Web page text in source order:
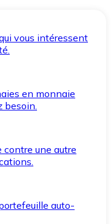
vous intéressent
en monnaie
besoin.
une autre
auto-